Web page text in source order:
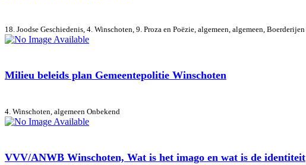
18. Joodse Geschiedenis, 4. Winschoten, 9. Proza en Poëzie, algemeen, algemeen, Boerderijen
Milieu beleids plan Gemeentepolitie Winschoten
4. Winschoten, algemeen Onbekend
VVV/ANWB Winschoten, Wat is het imago en wat is de identiteit